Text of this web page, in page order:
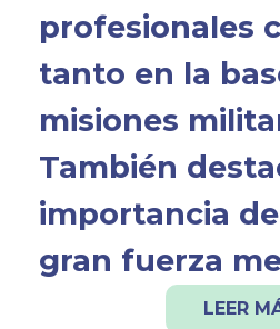
profesionales
tanto en la
misiones
También
importancia
gran fuerza
LEER